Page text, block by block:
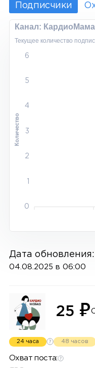
Подписчики
Канал:
Текущее количество
6
5
4
3
2
1
0
Количество
Дата обновления:
04.08.2025 в 06:00
25 ₽
24 часа 48 часов
Охват поста: